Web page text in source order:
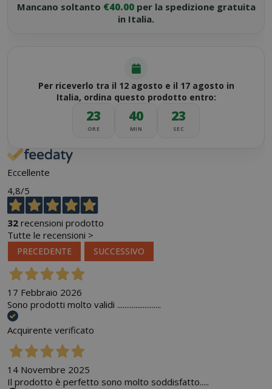
Mancano soltanto €40.00per la spedizione gratuita
in Italia.
Per riceverlo tra il 12 agosto e il 17 agosto in
Italia, ordina questo prodotto entro:
23
ORE
40
MIN
23
SEC
Eccellente
4,8/5
32 recensioni prodotto
Tutte le recensioni >
PRECEDENTE SUCCESSIVO
17 Febbraio 2026
Sono prodotti molto validi ........................
Acquirente verificato
14 Novembre 2025
Il prodotto è perfetto sono molto soddisfatto.....